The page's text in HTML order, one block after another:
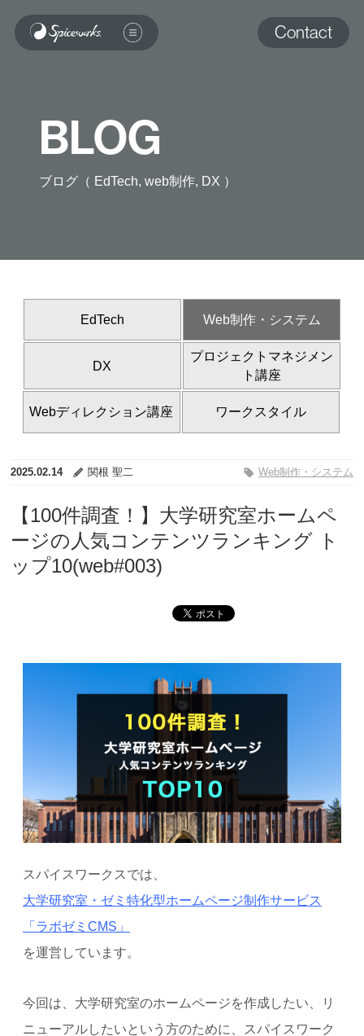
Contact
BLOG
ブログ（ EdTech, web制作, DX ）
EdTech Web制作・システム
DX
プロジェクトマネジメン
ト講座
Webディレクション講座 ワークスタイル
2025.02.14 関根 聖二 Web制作・システム
【100件調査！】大学研究室ホームペ
ージの人気コンテンツランキング ト
ップ10(web#003)
スパイスワークスでは、
大学研究室・ゼミ特化型ホームページ制作サービス
「ラボゼミCMS」
を運営しています。
今回は、大学研究室のホームページを作成したい、リ
ニューアルしたいという方のために、スパイスワーク